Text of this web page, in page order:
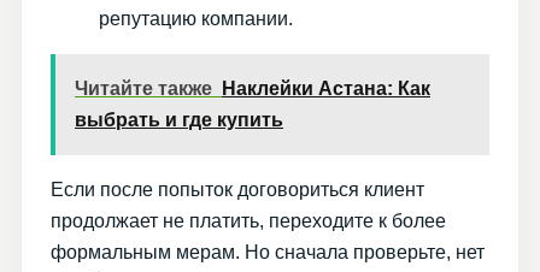
репутацию компании.
Читайте также
Наклейки Астана: Как
выбрать и где купить
Если после попыток договориться клиент
продолжает не платить, переходите к более
формальным мерам. Но сначала проверьте, нет